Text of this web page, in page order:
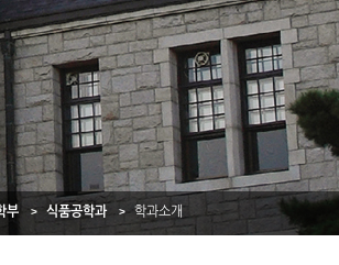
부 식품공학과 학과소개